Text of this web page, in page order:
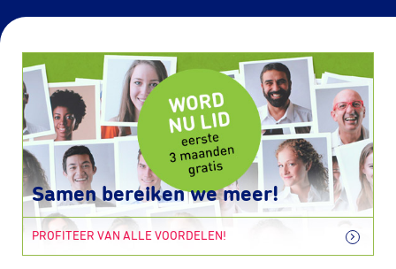
Samen bereiken we meer!
PROFITEER VAN ALLE VOORDELEN!